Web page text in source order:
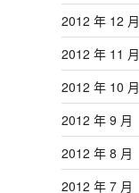
2012 年 12 月
2012 年 11 月
2012 年 10 月
2012 年 9 月
2012 年 8 月
2012 年 7 月